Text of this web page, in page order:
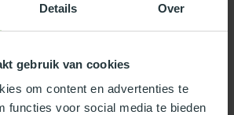
Details Over
gebruik van cookies
om content en advertenties te
functies voor social media te bieden